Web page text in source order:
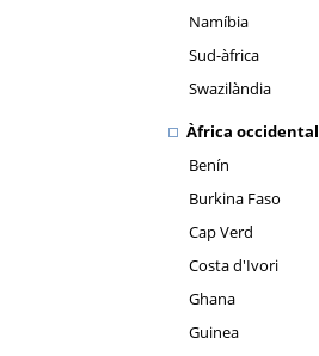
Namíbia
Sud-àfrica
Swazilàndia
Àfrica occidental
Benín
Burkina Faso
Cap Verd
Costa d'Ivori
Ghana
Guinea